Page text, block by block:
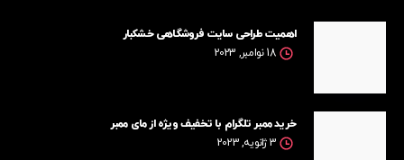
اهمیت طراحی سایت فروشگاهی خشکبار
18 نوامبر, 2023
خرید ممبر تلگرام با تخفیف ویژه از مای ممبر
3 ژانویه, 2023